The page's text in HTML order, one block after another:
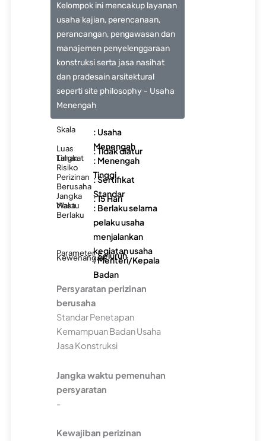
Kelompok ini mencakup layanan
usaha kajian, perencanaan,
perancangan, pengawasan dan
manajemen penyelenggaraan
konstruksi serta jasa nasihat
dan pradesain arsitektural
seperti site philosophy - Usaha
Menengah
Skala
: Usaha
Menengah
Luas
Lahan
: Tidak diatur
Tingkat
Risiko
: Menengah
Tinggi
Perizinan
Berusaha
: Sertifikat
Standar
Jangka
Waktu
: 15 Hari
Masa
Berlaku
: Berlaku selama
pelaku usaha
menjalankan
kegiatan usaha
Parameter: Seluruh
Kewenangan: Menteri/Kepala
Badan
Persyaratan perizinan
berusaha
Standar Penetapan
Kemampuan Badan Usaha
Jasa Konstruksi
Jangka waktu pemenuhan
persyaratan
-
Kewajiban perizinan